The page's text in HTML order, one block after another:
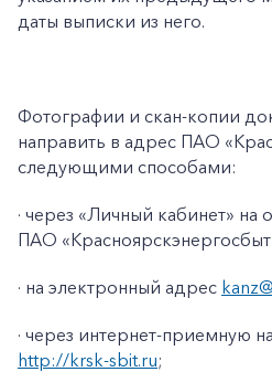
даты выписки из него.
Фотографии и скан-копии
направить в адрес ПАО
следующими способами:
· через «Личный кабинет» на
ПАО
· на электронный адрес
· через интернет-приемную
http://krsk-sbit.ru;